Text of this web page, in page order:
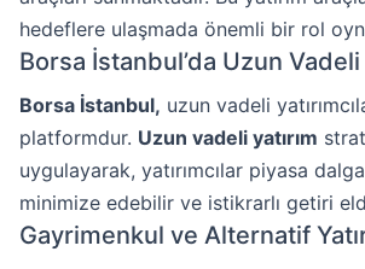
hedeflere ulaşmada önemli bir rol
Borsa İstanbul’da Uzun Vadeli
Borsa İstanbul, uzun vadeli
platformdur. Uzun vadeli yatırım
uygulayarak, yatırımcılar piyasa
minimize edebilir ve istikrarlı getiri
Gayrimenkul ve Alternatif